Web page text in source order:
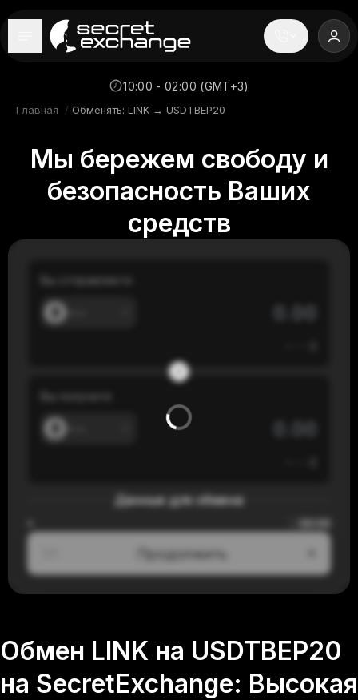
----
Новости
Репутация
Поддержка
10:00 - 02:00 (GMT+3)
Главная / Обменять: LINK → USDTBEP20
Мы бережем свободу и
безопасность Ваших
средств
Вы отправляете
Данные для обмена
Продолжить
Обмен LINK на USDTBEP20
на SecretExchange: Высокая